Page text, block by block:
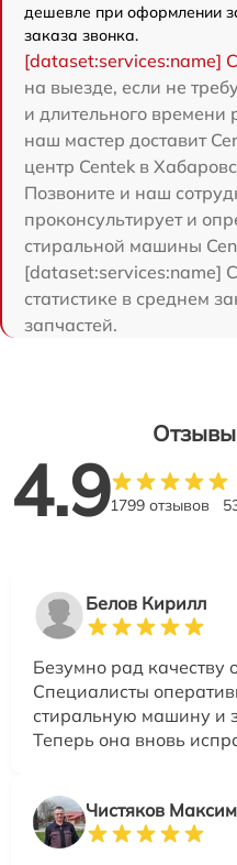
дешевле при оформлении
заказа звонка.
[dataset:services:name]
на выезде, если не
и длительного времени
наш мастер доставит
центр Centek в
Позвоните и наш
проконсультирует и
стиральной машины
[dataset:services:name]
статистике в среднем
запчастей.
Отзывы
4.91799 отзывов
Белов Кирилл
Безумно рад качеству
Специалисты
стиральную машину и
Теперь она вновь
Чистяков Максим